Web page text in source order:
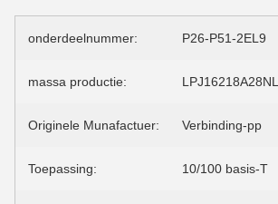
onderdeelnummer: P26-P51-2EL9
massa productie: LPJ16218A28NL
Originele Munafactuer: Verbinding-pp
Toepassing: 10/100 basis-T